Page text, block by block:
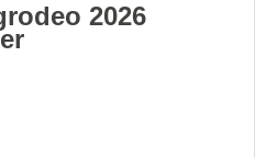
2026